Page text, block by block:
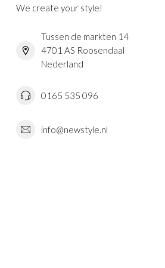
We create your style!
Tussen de markten 14
4701 AS Roosendaal
Nederland
0165 535 096
info@newstyle.nl